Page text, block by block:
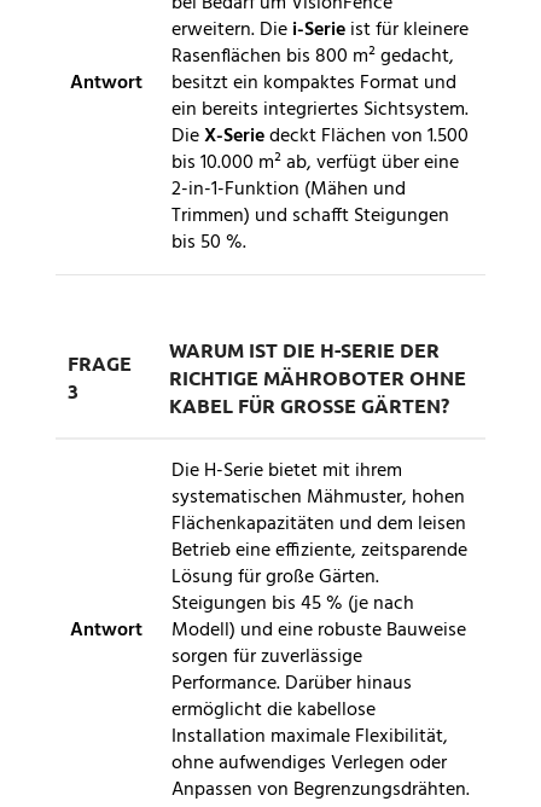
Antwort
erweitern. Diei-Serieist für kleinere
Rasenflächen bis 800 m² gedacht,
besitzt ein kompaktes Format und
ein bereits integriertes Sichtsystem.
DieX-Seriedeckt Flächen von 1.500
bis 10.000 m² ab, verfügt über eine
2-in-1-Funktion (Mähen und
Trimmen) und schafft Steigungen
bis 50 %.
FRAGE
3
WARUM IST DIE H-SERIE DER
RICHTIGE MÄHROBOTER OHNE
KABEL FÜR GROSSE GÄRTEN?
Antwort
Die H-Serie bietet mit ihrem
systematischen Mähmuster, hohen
Flächenkapazitäten und dem leisen
Betrieb eine effiziente, zeitsparende
Lösung für große Gärten.
Steigungen bis 45 % (je nach
Modell) und eine robuste Bauweise
sorgen für zuverlässige
Performance. Darüber hinaus
ermöglicht die kabellose
Installation maximale Flexibilität,
ohne aufwendiges Verlegen oder
Anpassen von Begrenzungsdrähten.